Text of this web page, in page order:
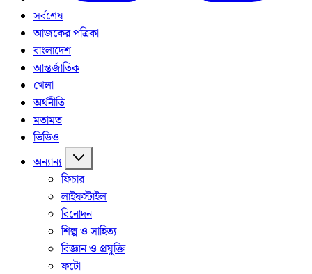
সর্বশেষ
আজকের পত্রিকা
বাংলাদেশ
আন্তর্জাতিক
খেলা
অর্থনীতি
মতামত
ভিডিও
অন্যান্য
ফিচার
লাইফস্টাইল
বিনোদন
শিল্প ও সাহিত্য
বিজ্ঞান ও প্রযুক্তি
ফটো